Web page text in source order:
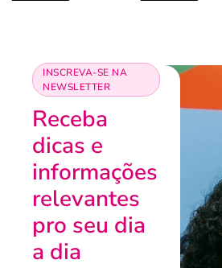
INSCREVA-SE NA
NEWSLETTER
Receba
dicas e
informações
relevantes
pro seu dia
a dia